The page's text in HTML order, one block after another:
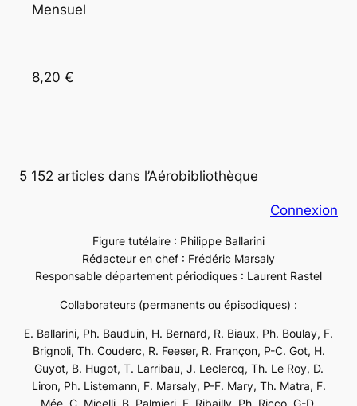
Mensuel
8,20 €
5 152 articles dans l’Aérobibliothèque
Connexion
Figure tutélaire : Philippe Ballarini
Rédacteur en chef : Frédéric Marsaly
Responsable département périodiques : Laurent Rastel
Collaborateurs (permanents ou épisodiques) :
E. Ballarini, Ph. Bauduin, H. Bernard, R. Biaux, Ph. Boulay, F.
Brignoli, Th. Couderc, R. Feeser, R. Françon, P-C. Got, H.
Guyot, B. Hugot, T. Larribau, J. Leclercq, Th. Le Roy, D.
Liron, Ph. Listemann, F. Marsaly, P-F. Mary, Th. Matra, F.